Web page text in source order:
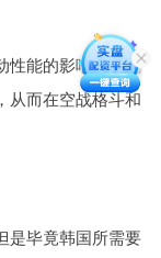
性能的影响，使飞
从而在空战格斗和
是毕竟韩国所需要